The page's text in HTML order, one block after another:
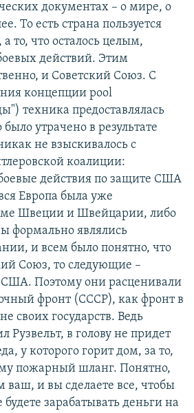
документах – о мире, о
То есть страна пользуется
то, что осталось целым,
действий. Этим
и Советский Союз. С
концепции pool
техника предоставлялась
было утрачено в результате
не взыскивалось с
коалиции:
боевые действия по защите США
Европа была уже
Швеции и Швейцарии, либо
формально являлись
и всем было понятно, что
Союз, то следующие –
Поэтому они расценивали
фронт (СССР), как фронт в
своих государств. Ведь
Рузвельт, в голову не придет
у которого горит дом, за то,
пожарный шланг. Понятно,
и вы сделаете все, чтобы
зарабатывать деньги на